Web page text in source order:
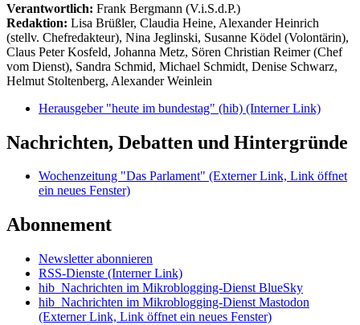
Verantwortlich: Frank Bergmann (V.i.S.d.P.)
Redaktion: Lisa Brüßler, Claudia Heine, Alexander Heinrich
(stellv. Chefredakteur), Nina Jeglinski, Susanne Ködel (Volontärin),
Claus Peter Kosfeld, Johanna Metz, Sören Christian Reimer (Chef
vom Dienst), Sandra Schmid, Michael Schmidt, Denise Schwarz,
Helmut Stoltenberg, Alexander Weinlein
Herausgeber "heute im bundestag" (hib) (Interner Link)
Nachrichten, Debatten und Hintergründe
Wochenzeitung "Das Parlament" (Externer Link, Link öffnet
ein neues Fenster)
Abonnement
Newsletter abonnieren
RSS-Dienste (Interner Link)
hib_Nachrichten im Mikroblogging-Dienst BlueSky
hib_Nachrichten im Mikroblogging-Dienst Mastodon
(Externer Link, Link öffnet ein neues Fenster)